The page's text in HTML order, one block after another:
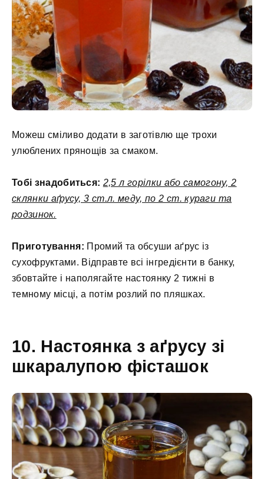
Можеш сміливо додати в заготівлю ще трохи
улюблених прянощів за смаком.
Тобі знадобиться: 2,5 л горілки або самогону, 2
склянки аґрусу, 3 ст.л. меду, по 2 ст. кураги та
родзинок.
Приготування: Промий та обсуши аґрус із
сухофруктами. Відправте всі інгредієнти в банку,
збовтайте і наполягайте настоянку 2 тижні в
темному місці, а потім розлий по пляшках.
10. Настоянка з аґрусу зі
шкаралупою фісташок